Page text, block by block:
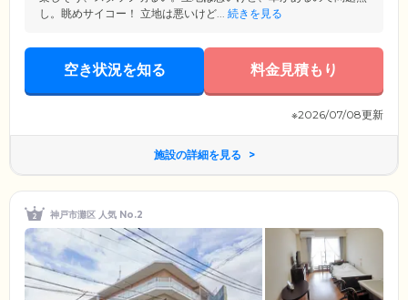
し。眺めサイコー！ 立地は悪いけど... 続きを見る
空き状況を知る 料金見積もり
※2026/07/08更新
施設の詳細を見る
神戸市灘区 人気 No.2